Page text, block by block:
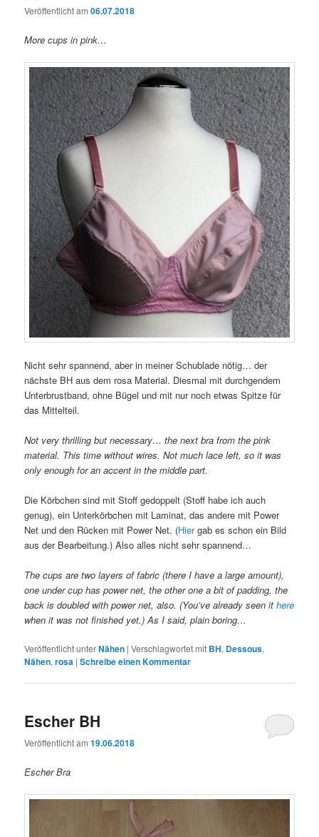
Veröffentlicht am06.07.2018
More cups in pink…
Nicht sehr spannend, aber in meiner Schublade nötig… der
nächste BH aus dem rosa Material. Diesmal mit durchgendem
Unterbrustband, ohne Bügel und mit nur noch etwas Spitze für
das Mittelteil.
Not very thrilling but necessary… the next bra from the pink
material. This time without wires. Not much lace left, so it was
only enough for an accent in the middle part.
Die Körbchen sind mit Stoff gedoppelt (Stoff habe ich auch
genug), ein Unterkörbchen mit Laminat, das andere mit Power
Net und den Rücken mit Power Net. (Hiergab es schon ein Bild
aus der Bearbeitung.) Also alles nicht sehr spannend…
The cups are two layers of fabric (there I have a large amount),
one under cup has power net, the other one a bit of padding, the
back is doubled with power net, also. (You’ve already seen ithere
when it was not finished yet.) As I said, plain boring…
Veröffentlicht unterNähen |Verschlagwortet mit BH, Dessous,
Nähen,rosa |Schreibe einen Kommentar
Escher BH
Veröffentlicht am19.06.2018
Escher Bra